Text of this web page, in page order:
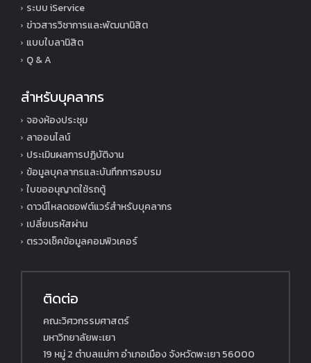
ระบบ iService
ข่าวสารวิชาการและพัฒนานิสิต
แบบใบลานิสิต
Q & A
สำหรับบุคลากร
จองห้องประชุม
ลาออนไลน์
ประเมินผลการปฏิบัติงาน
ข้อมูลบุคลากรและบันทึกการอบรม
ใบขออนุญาตใช้รถตู้
ดาวน์โหลดซอฟต์แวร์สำหรับบุคลากร
เปลี่ยนรหัสผ่าน
ตรวจเช็คข้อมูลคอมพิวเคอร์
ติดต่อ
คณะวิศวกรรมศาสตร์
มหาวิทยาลัยพะเยา
19 หมู่ 2 ตำบลแม่กา อำเภอเมือง จังหวัดพะเยา 56000